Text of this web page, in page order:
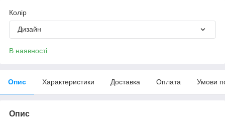
Колір
Дизайн
В наявності
Опис Характеристики Доставка Оплата Умови
Опис